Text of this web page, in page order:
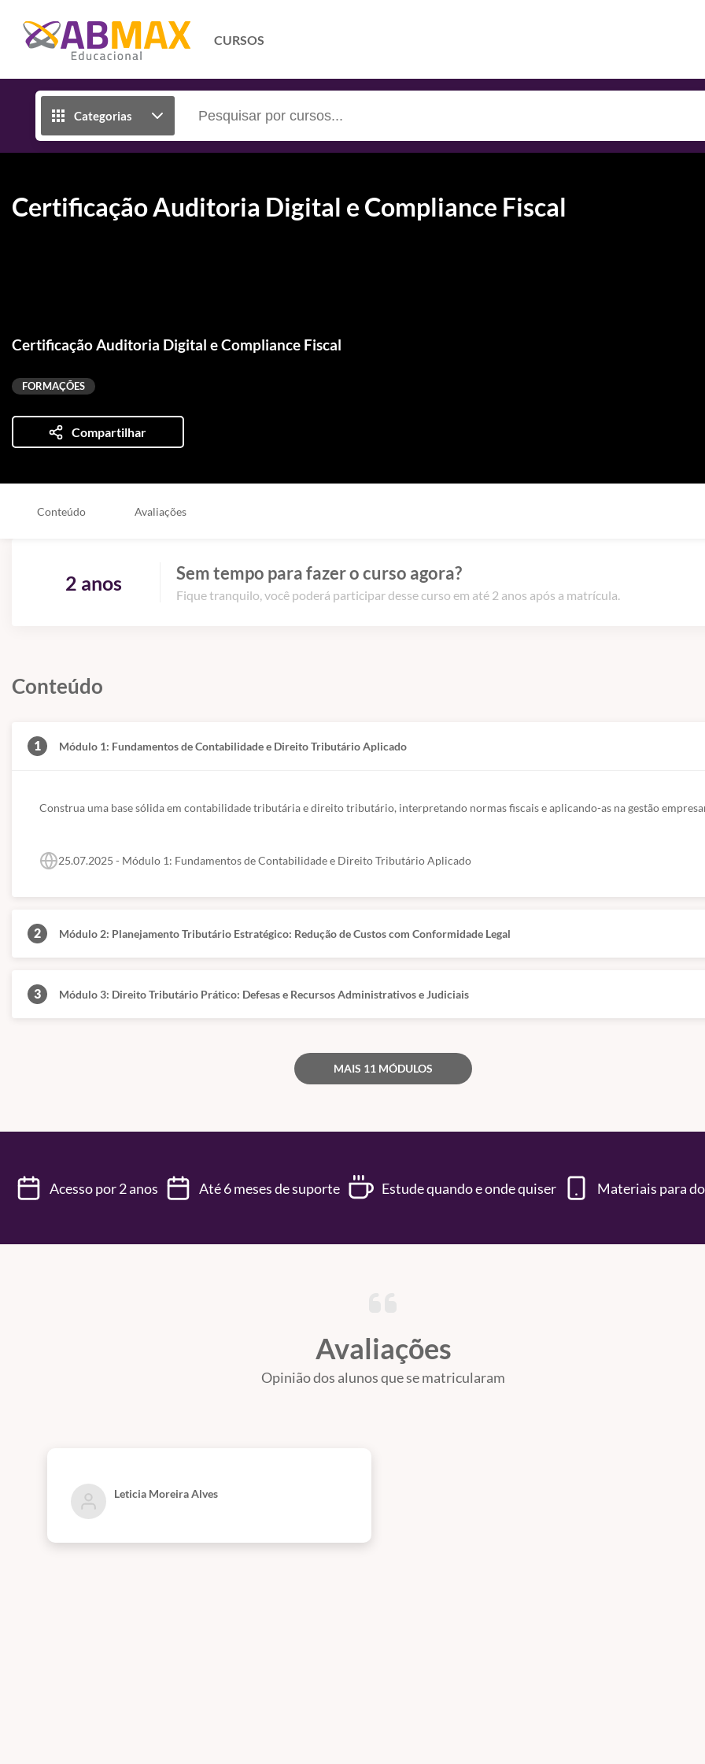
CURSOS
Categorias
Certificação Auditoria Digital e Compliance Fiscal
Certificação Auditoria Digital e Compliance Fiscal
FORMAÇÕES
Compartilhar
Conteúdo Avaliações
2 anos Sem tempo para fazer o curso agora?
Fique tranquilo, você poderá participar desse curso em até 2 anos após a matrícula.
Conteúdo
1 Módulo 1: Fundamentos de Contabilidade e Direito Tributário Aplicado
Construa uma base sólida em contabilidade tributária e direito tributário, interpretando normas fiscais e aplicando-as na gestão
25.07.2025 - Módulo 1: Fundamentos de Contabilidade e Direito Tributário Aplicado
2 Módulo 2: Planejamento Tributário Estratégico: Redução de Custos com Conformidade Legal
3 Módulo 3: Direito Tributário Prático: Defesas e Recursos Administrativos e Judiciais
MAIS 11 MÓDULOS
Acesso por 2 anos Até 6 meses de suporte Estude quando e onde quiser Materiais para
Avaliações
Opinião dos alunos que se matricularam
Leticia Moreira Alves